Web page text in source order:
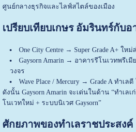
ศูนย์กลางธุรกิจและไลฟ์สไตล์ของเมือง
เปรียบเทียบเกษร อัมรินทร์กับ
One City Centre → Super Grade A+ ใ
Gaysorn Amarin → อาคารรีโนเวทพรีเ
วงจร
Wave Place / Mercury → Grade A ทำเลดี
ดังนั้น Gaysorn Amarin จะเด่นในด้าน “ทำเล
โนเวทใหม่ + ระบบนิเวศ Gaysorn”
ศักยภาพของทำเลราชประสงค์